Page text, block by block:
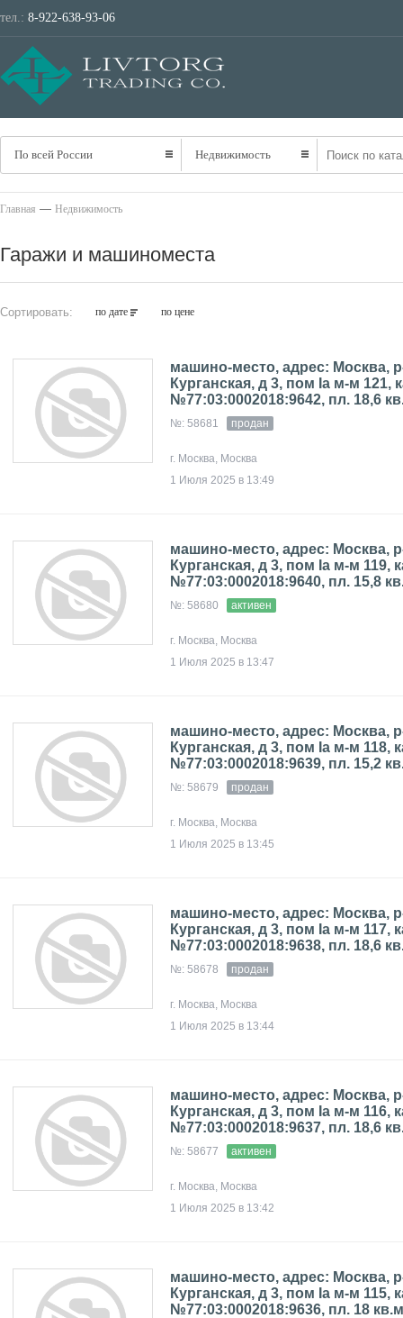
тел.: 8-922-638-93-06
По всей России Недвижимость
Главная — Недвижимость
Гаражи и машиноместа
Сортировать: по дате по цене
машино-место, адрес: Москва,
Курганская, д 3, пом Iа м-м 121,
№77:03:0002018:9642, пл. 18,6
№: 58681 продан
г. Москва, Москва
1 Июля 2025 в 13:49
машино-место, адрес: Москва,
Курганская, д 3, пом Iа м-м 119,
№77:03:0002018:9640, пл. 15,8
№: 58680 активен
г. Москва, Москва
1 Июля 2025 в 13:47
машино-место, адрес: Москва,
Курганская, д 3, пом Iа м-м 118,
№77:03:0002018:9639, пл. 15,2
№: 58679 продан
г. Москва, Москва
1 Июля 2025 в 13:45
машино-место, адрес: Москва,
Курганская, д 3, пом Iа м-м 117,
№77:03:0002018:9638, пл. 18,6
№: 58678 продан
г. Москва, Москва
1 Июля 2025 в 13:44
машино-место, адрес: Москва,
Курганская, д 3, пом Iа м-м 116,
№77:03:0002018:9637, пл. 18,6
№: 58677 активен
г. Москва, Москва
1 Июля 2025 в 13:42
машино-место, адрес: Москва,
Курганская, д 3, пом Iа м-м 115,
№77:03:0002018:9636, пл. 18